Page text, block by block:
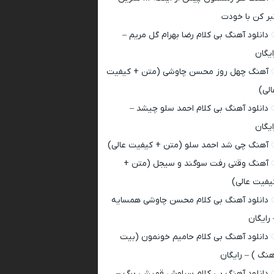
کن با خودت
دانلود آهنگ بی کلام رضا بهرام گل مریم –
آهنگ چهل روز محسن چاوشی (متن + کیفیت
دانلود آهنگ بی کلام احمد سلو چیشد –
آهنگ چی شد احمد سلو (متن + کیفیت عالی)
آهنگ وقتی رفت سوگند و سیجل (متن +
عالی)
دانلود آهنگ بی کلام محسن چاوشی همسایه
رایگان
دانلود آهنگ بی کلام حامیم خونمون (بیت
) – رایگان